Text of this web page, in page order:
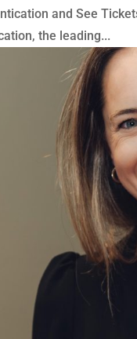
and See
the leading...